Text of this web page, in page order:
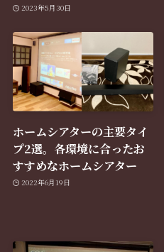
2023年5月30日
ホームシアターの主要タイ
プ2選。各環境に合ったお
すすめなホームシアター
2022年6月19日